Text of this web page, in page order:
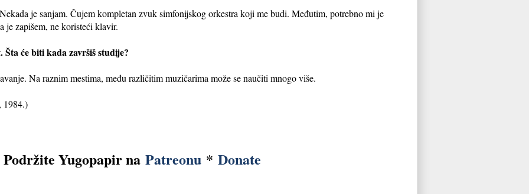
je sanjam. Čujem kompletan zvuk simfonijskog orkestra koji me budi. Međutim, potrebno mi je
je zapišem, ne koristeći klavir.
Šta će biti kada završiš studije?
Na raznim mestima, među različitim muzičarima može se naučiti mnogo više.
1984.)
Podržite Yugopapir na Patreonu * Donate